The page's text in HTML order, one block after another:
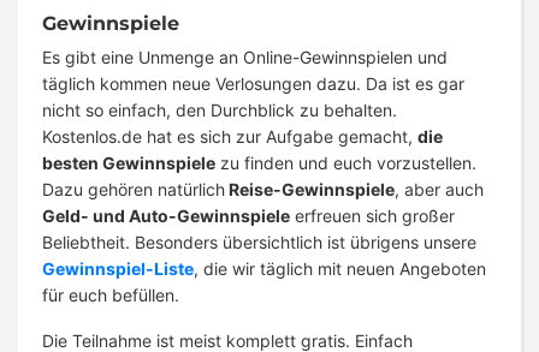
Gewinnspiele
Es gibt eine Unmenge an Online-Gewinnspielen und
täglich kommen neue Verlosungen dazu. Da ist es gar
nicht so einfach, den Durchblick zu behalten.
Kostenlos.de hat es sich zur Aufgabe gemacht, die
besten Gewinnspiele zu finden und euch vorzustellen.
Dazu gehören natürlichReise-Gewinnspiele, aber auch
Geld- und Auto-Gewinnspiele erfreuen sich großer
Beliebtheit. Besonders übersichtlich ist übrigens unsere
Gewinnspiel-Liste, die wir täglich mit neuen Angeboten
für euch befüllen.
Die Teilnahme ist meist komplett gratis. Einfach